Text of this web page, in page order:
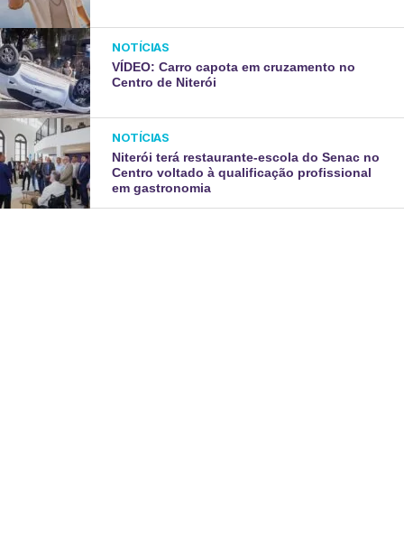
NOTÍCIAS
VÍDEO: Carro capota em cruzamento no
Centro de Niterói
NOTÍCIAS
Niterói terá restaurante-escola do Senac no
Centro voltado à qualificação profissional
em gastronomia